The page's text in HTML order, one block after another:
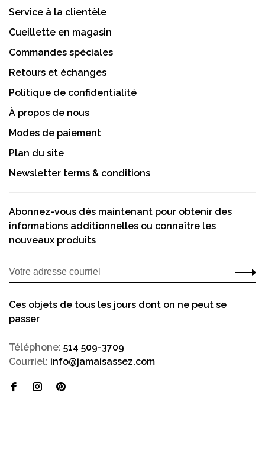
Service à la clientèle
Cueillette en magasin
Commandes spéciales
Retours et échanges
Politique de confidentialité
À propos de nous
Modes de paiement
Plan du site
Newsletter terms & conditions
Abonnez-vous dès maintenant pour obtenir des
informations additionnelles ou connaître les
nouveaux produits
Ces objets de tous les jours dont on ne peut se
passer
Téléphone: 514 509-3709
Courriel: info@jamaisassez.com